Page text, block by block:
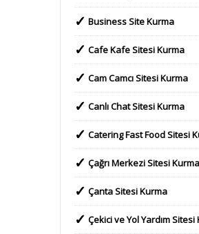
Business Site Kurma
Cafe Kafe Sitesi Kurma
Cam Camcı Sitesi Kurma
Canlı Chat Sitesi Kurma
Catering Fast Food Sitesi
Çağrı Merkezi Sitesi Kurma
Çanta Sitesi Kurma
Çekici ve Yol Yardım Sitesi